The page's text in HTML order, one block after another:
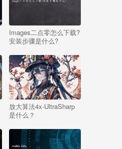
Images二点零怎么下载?
安装步骤是什么?
放大算法4x-UltraSharp
是什么？